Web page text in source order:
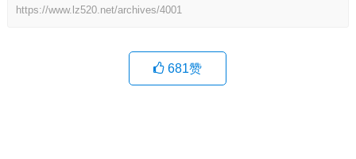
https://www.lz520.net/archives/4001
681赞